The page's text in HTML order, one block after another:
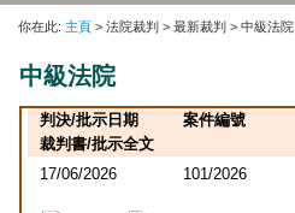
法院概況
司法變賣
統計資料
你在此: 主頁 > 法院裁判 > 最新裁判 > 中級法院
中級法院
判決/批示日期 案件編號
裁判書/批示全文
17/06/2026
101/2026